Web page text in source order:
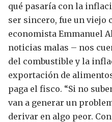
qué pasaría con la
ser sincero, fue un viejo
economista Emmanuel
noticias malas – nos
del combustible y la
exportación de
paga el fisco. “Si no
van a generar un
derivar en algo peor.